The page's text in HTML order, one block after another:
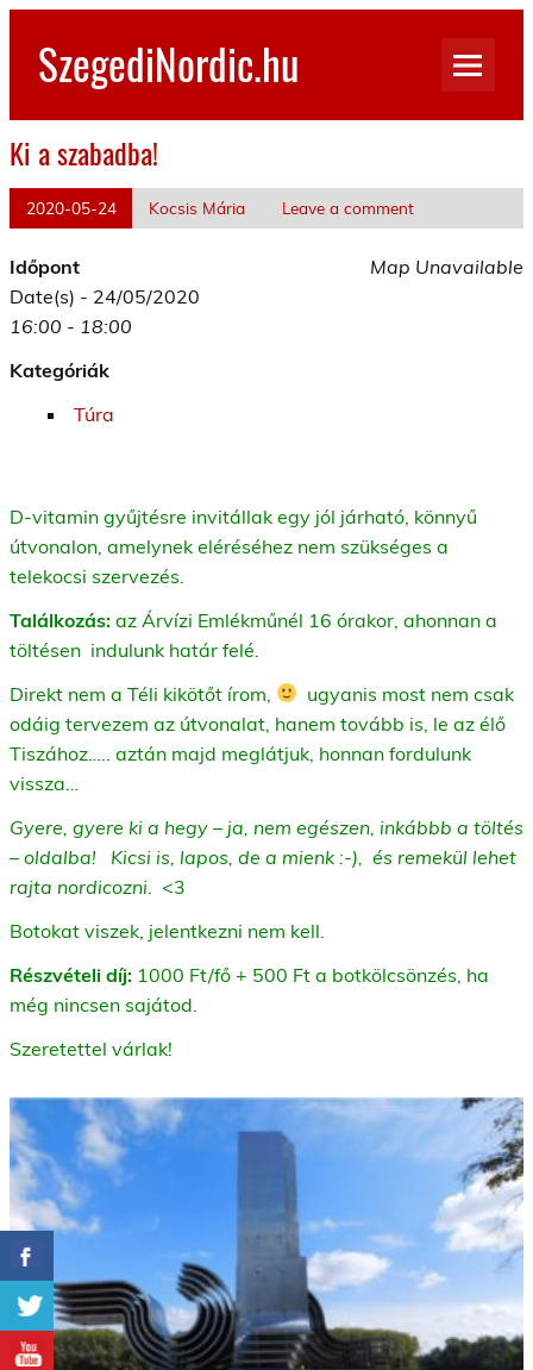
Skip
contentSzegediNordic.hu
Ki a szabadba!
2020-05-24 Kocsis Mária Leave a comment
Map Unavailable
Időpont
Date(s) - 24/05/2020
16:00 - 18:00
Kategóriák
Túra
D-vitamin gyűjtésre invitállak egy jól járható, könnyű
útvonalon, amelynek eléréséhez nem szükséges a
telekocsi szervezés.
Találkozás: az Árvízi Emlékműnél 16 órakor, ahonnan a
töltésen indulunk határ felé.
Direkt nem a Téli kikötőt írom,
ugyanis most nem csak
odáig tervezem az útvonalat, hanem tovább is, le az élő
Tiszához….. aztán majd meglátjuk, honnan fordulunk
vissza…
Gyere, gyere ki a hegy – ja, nem egészen, inkábbb a töltés
– oldalba! Kicsi is, lapos, de a mienk :-), és remekül lehet
rajta nordicozni . <3
Botokat viszek, jelentkezni nem kell.
Részvételi díj: 1000 Ft/fő + 500 Ft a botkölcsönzés, ha
még nincsen sajátod.
Szeretettel várlak!